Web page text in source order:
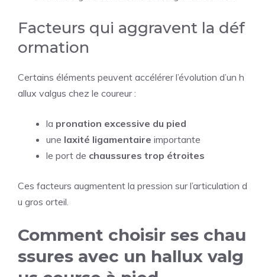
Facteurs qui aggravent la déf
ormation
Certains éléments peuvent accélérer l’évolution d’un h
allux valgus chez le coureur :
la pronation excessive du pied
une laxité ligamentaire importante
le port de chaussures trop étroites
Ces facteurs augmentent la pression sur l’articulation d
u gros orteil.
Comment choisir ses chau
ssures avec un hallux valg